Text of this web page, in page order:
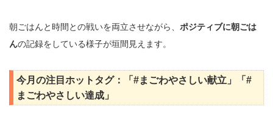
朝ごはんと時間との戦いを両立させながら、 ポジティブに朝ごは
んの記録をしている様子が垣間見えます。
今月の注目ホットタグ：「#まごわやさしい献立」「#
まごわやさしい達成」